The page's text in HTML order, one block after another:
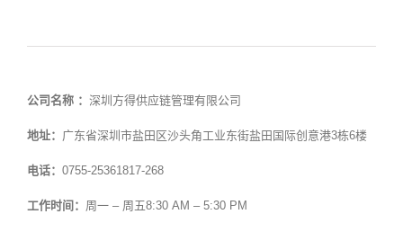
公司名称 ： 深圳方得供应链管理有限公司
地址： 广东省深圳市盐田区沙头角工业东街盐田国际创意港3栋6楼
电话： 0755-25361817-268
工作时间： 周一 – 周五8:30 AM – 5:30 PM